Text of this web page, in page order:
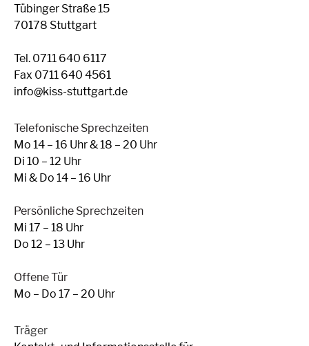
Tübinger Straße 15
70178 Stuttgart
Tel. 0711 640 6117
Fax 0711 640 4561
info@kiss-stuttgart.de
Telefonische Sprechzeiten
Mo 14 – 16 Uhr & 18 – 20 Uhr
Di 10 – 12 Uhr
Mi & Do 14 – 16 Uhr
Persönliche Sprechzeiten
Mi 17 – 18 Uhr
Do 12 – 13 Uhr
Offene Tür
Mo – Do 17 – 20 Uhr
Träger